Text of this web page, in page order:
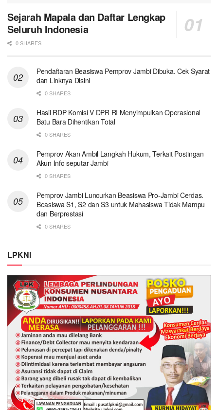
Sejarah Mapala dan Daftar Lengkap
Seluruh Indonesia
0 SHARES
Pendaftaran Beasiswa Pemprov Jambi Dibuka. Cek Syarat
dan Linknya Disini
0 SHARES
Hasil RDP Komisi V DPR RI Menyimpulkan Operasional
Batu Bara Dihentikan Total
0 SHARES
Pemprov Akan Ambil Langkah Hukum, Terkait Postingan
Akun Info seputar Jambi
0 SHARES
Pemprov Jambi Luncurkan Beasiswa Pro-Jambi Cerdas.
Beasiswa S1, S2 dan S3 untuk Mahasiswa Tidak Mampu
dan Berprestasi
0 SHARES
LPKNI